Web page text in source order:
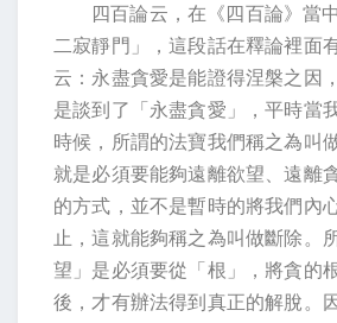
四百論云，在《四百論》當
二寂靜門」，這段話在釋論裡面
云：永盡貪愛是能證得涅槃之因
是談到了「永盡貪愛」，平時當
時候，所謂的法寶我們稱之為叫
就是必須要能夠遠離欲望、遠離
的方式，並不是暫時的將我們內
止，這就能夠稱之為叫做斷除。
望」是必須要從「根」，將貪的
後，才有辦法得到真正的解脫。